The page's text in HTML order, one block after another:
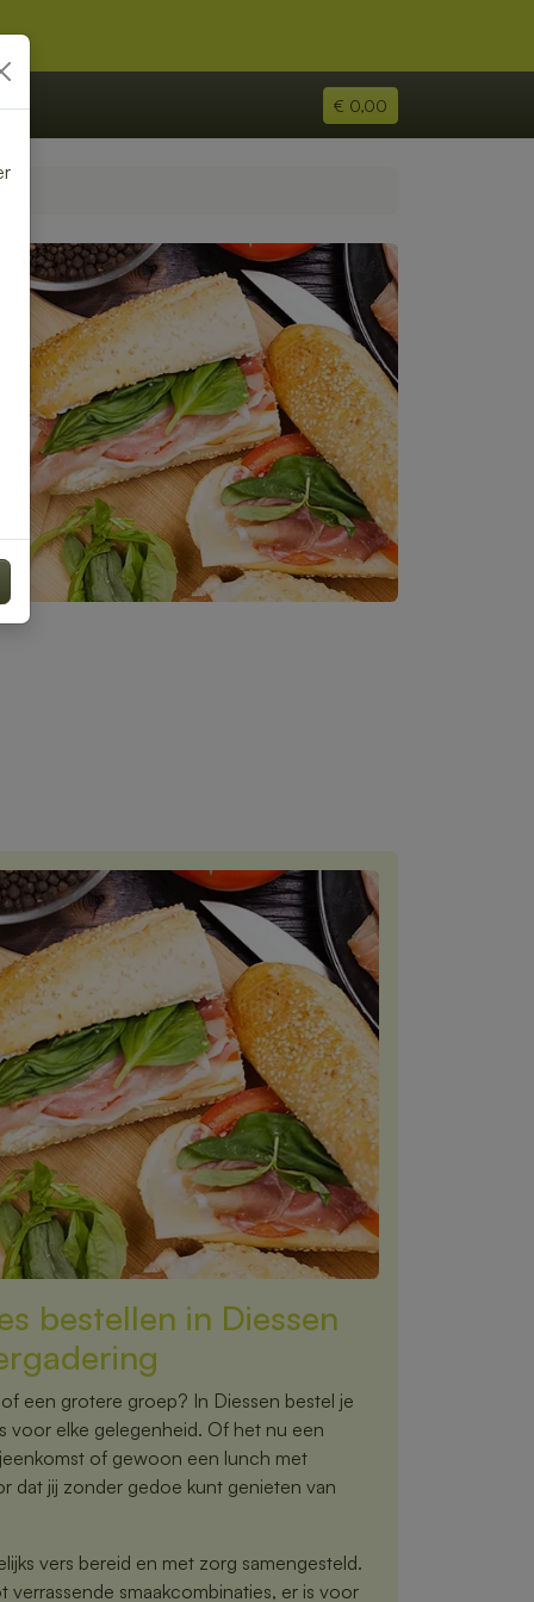
€ 0,00
bestellen in Diessen
een grotere groep? In Diessen bestel je
voor elke gelegenheid. Of het nu een
of gewoon een lunch met
dat jij zonder gedoe kunt genieten van
vers bereid en met zorg samengesteld.
verrassende smaakcombinaties, er is voor